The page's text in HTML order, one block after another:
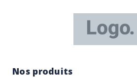
Nos produits